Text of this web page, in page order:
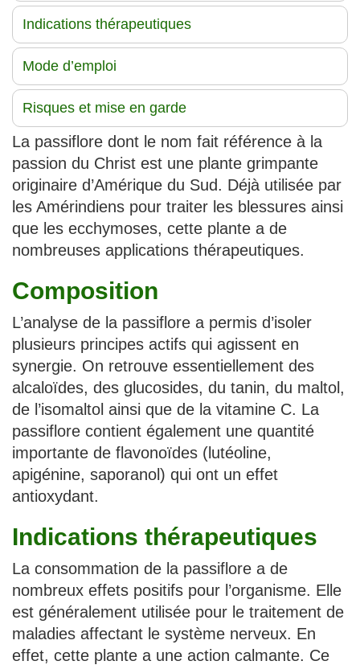
Indications thérapeutiques
Mode d’emploi
Risques et mise en garde
La passiflore dont le nom fait référence à la
passion du Christ est une plante grimpante
originaire d’Amérique du Sud. Déjà utilisée par
les Amérindiens pour traiter les blessures ainsi
que les ecchymoses, cette plante a de
nombreuses applications thérapeutiques.
Composition
L’analyse de la passiflore a permis d’isoler
plusieurs principes actifs qui agissent en
synergie. On retrouve essentiellement des
alcaloïdes, des glucosides, du tanin, du maltol,
de l’isomaltol ainsi que de la vitamine C. La
passiflore contient également une quantité
importante de flavonoïdes (lutéoline,
apigénine, saporanol) qui ont un effet
antioxydant.
Indications thérapeutiques
La consommation de la passiflore a de
nombreux effets positifs pour l’organisme. Elle
est généralement utilisée pour le traitement de
maladies affectant le système nerveux. En
effet, cette plante a une action calmante. Ce